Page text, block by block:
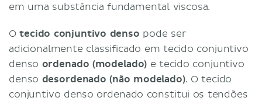
em uma substância fundamental viscosa.
Otecido conjuntivo denso pode ser
adicionalmente classificado em tecido conjuntivo
denso ordenado (modelado) e tecido conjuntivo
denso desordenado (não modelado). O tecido
conjuntivo denso ordenado constitui os tendões